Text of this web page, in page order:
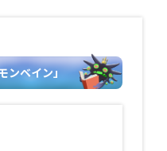
ンベイン」